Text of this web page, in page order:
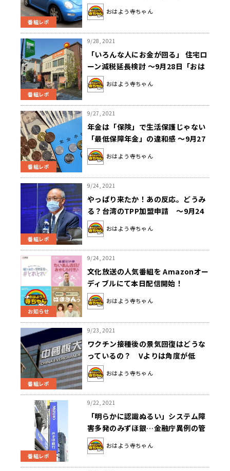
番組レポ
月29日「おはよう寺ちゃん」
おはよう寺ちゃん
番組レポ
9/28, 2021
「いろんな人にお金が回る」 住宅ロ
ーン減税延長検討 ～9月28日「おは
よう寺ちゃん」
おはよう寺ちゃん
番組レポ
9/27, 2021
年金は「保険」で生活保護じゃない
「最低保障年金」の違和感 ～9月27
日「おはよう寺ちゃん」
おはよう寺ちゃん
番組レポ
9/24, 2021
やっぱり来たか！あの反応。どうみ
る？台湾のTPP加盟申請 〜9月24
日「おはよう寺ちゃん」
おはよう寺ちゃん
お知らせ
9/24, 2021
文化放送の人気番組を Amazonオー
ディブルにて本日配信開始！
おはよう寺ちゃん
番組レポ
9/23, 2021
ワクチン接種後の景気回復はどうな
っているの？ Vよりは角度が低
い？ 〜9月23日「おはよう寺ちゃ
ん」
おはよう寺ちゃん
番組レポ
9/22, 2021
「明らかに認識ぬるい」システム障
害多発のみずほ銀…金融庁異例の管
理命令 ～9月22日「おはよう寺ちゃ
ん」
おはよう寺ちゃん